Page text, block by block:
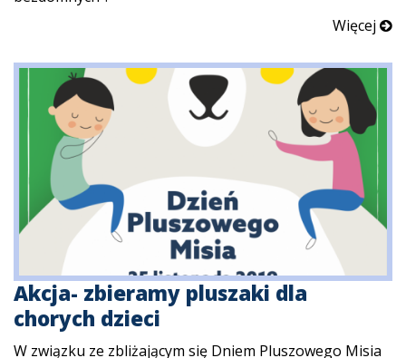
Więcej
Akcja- zbieramy pluszaki dla
chorych dzieci
W związku ze zbliżającym się Dniem Pluszowego Misia